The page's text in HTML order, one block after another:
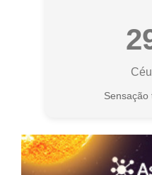
Sensação